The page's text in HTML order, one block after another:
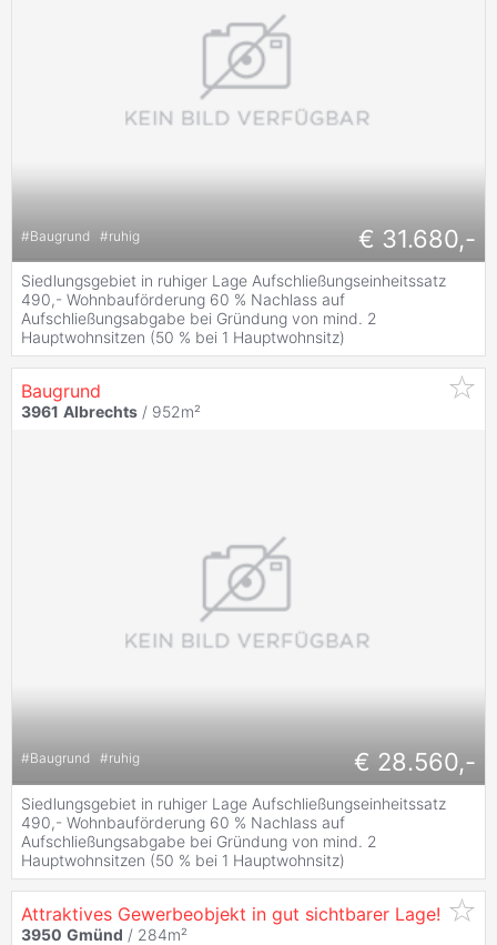
#Baugrund #ruhig € 31.680,-
Siedlungsgebiet in ruhiger Lage Aufschließungseinheitssatz
490,- Wohnbauförderung 60 % Nachlass auf
Aufschließungsabgabe bei Gründung von mind. 2
Hauptwohnsitzen (50 % bei 1 Hauptwohnsitz)
Baugrund
3961 Albrechts / 952m²
#Baugrund #ruhig € 28.560,-
Siedlungsgebiet in ruhiger Lage Aufschließungseinheitssatz
490,- Wohnbauförderung 60 % Nachlass auf
Aufschließungsabgabe bei Gründung von mind. 2
Hauptwohnsitzen (50 % bei 1 Hauptwohnsitz)
Attraktives Gewerbeobjekt in gut sichtbarer Lage!
3950 Gmünd / 284m²